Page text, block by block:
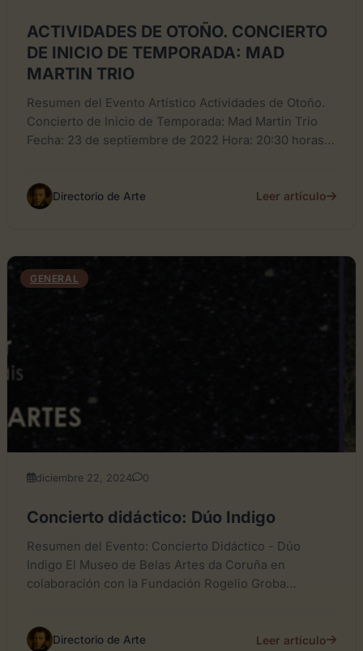
ACTIVIDADES DE OTOÑO. CONCIERTO
DE INICIO DE TEMPORADA: MAD
MARTIN TRIO
Resumen del Evento Artístico Actividades de Otoño.
Concierto de Inicio de Temporada: Mad Martin Trio
Fecha: 23 de septiembre de 2022 Hora: 20:30 horas
Directorio de Arte Leer artículo
GENERAL
diciembre 22, 2024 0
Concierto didáctico: Dúo Indigo
Resumen del Evento: Concierto Didáctico - Dúo
Indigo El Museo de Belas Artes da Coruña en
colaboración con la Fundación Rogelio Groba
Directorio de Arte Leer artículo